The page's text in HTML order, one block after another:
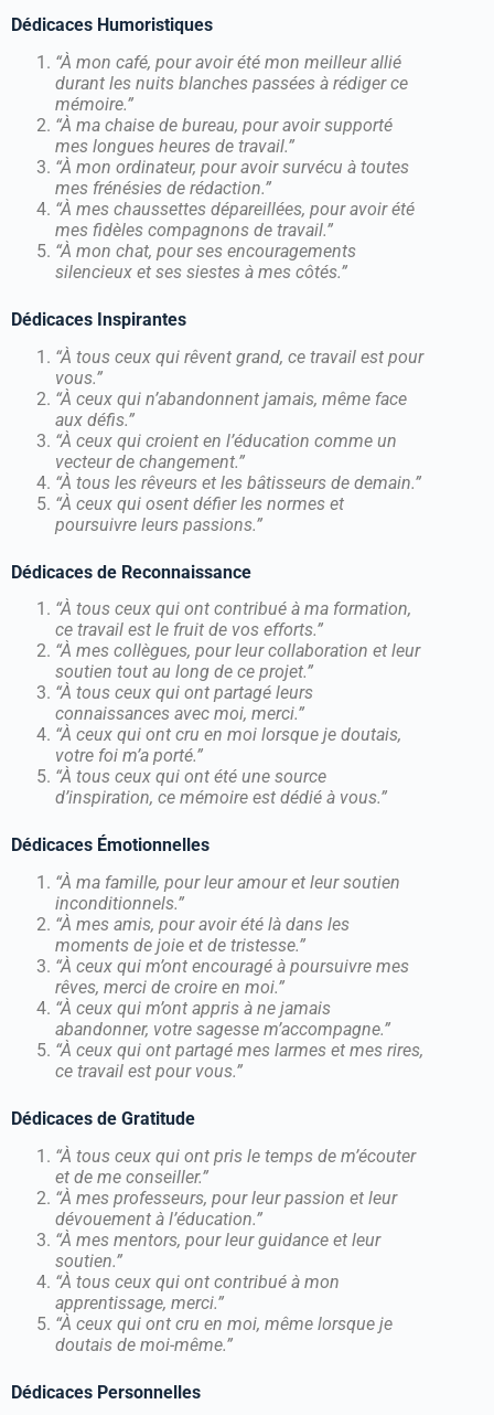
Dédicaces Humoristiques
“À mon café, pour avoir été mon meilleur allié
durant les nuits blanches passées à rédiger ce
mémoire.”
“À ma chaise de bureau, pour avoir supporté
mes longues heures de travail.”
“À mon ordinateur, pour avoir survécu à toutes
mes frénésies de rédaction.”
“À mes chaussettes dépareillées, pour avoir été
mes fidèles compagnons de travail.”
“À mon chat, pour ses encouragements
silencieux et ses siestes à mes côtés.”
Dédicaces Inspirantes
“À tous ceux qui rêvent grand, ce travail est pour
vous.”
“À ceux qui n’abandonnent jamais, même face
aux défis.”
“À ceux qui croient en l’éducation comme un
vecteur de changement.”
“À tous les rêveurs et les bâtisseurs de demain.”
“À ceux qui osent défier les normes et
poursuivre leurs passions.”
Dédicaces de Reconnaissance
“À tous ceux qui ont contribué à ma formation,
ce travail est le fruit de vos efforts.”
“À mes collègues, pour leur collaboration et leur
soutien tout au long de ce projet.”
“À tous ceux qui ont partagé leurs
connaissances avec moi, merci.”
“À ceux qui ont cru en moi lorsque je doutais,
votre foi m’a porté.”
“À tous ceux qui ont été une source
d’inspiration, ce mémoire est dédié à vous.”
Dédicaces Émotionnelles
“À ma famille, pour leur amour et leur soutien
inconditionnels.”
“À mes amis, pour avoir été là dans les
moments de joie et de tristesse.”
“À ceux qui m’ont encouragé à poursuivre mes
rêves, merci de croire en moi.”
“À ceux qui m’ont appris à ne jamais
abandonner, votre sagesse m’accompagne.”
“À ceux qui ont partagé mes larmes et mes rires,
ce travail est pour vous.”
Dédicaces de Gratitude
“À tous ceux qui ont pris le temps de m’écouter
et de me conseiller.”
“À mes professeurs, pour leur passion et leur
dévouement à l’éducation.”
“À mes mentors, pour leur guidance et leur
soutien.”
“À tous ceux qui ont contribué à mon
apprentissage, merci.”
“À ceux qui ont cru en moi, même lorsque je
doutais de moi-même.”
Dédicaces Personnelles